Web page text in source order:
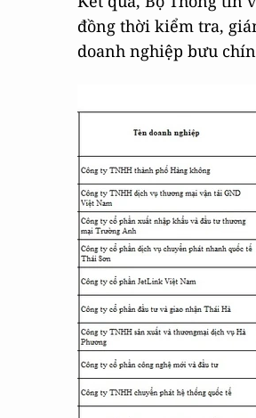
đồng thời kiểm tra,
doanh nghiệp bưu